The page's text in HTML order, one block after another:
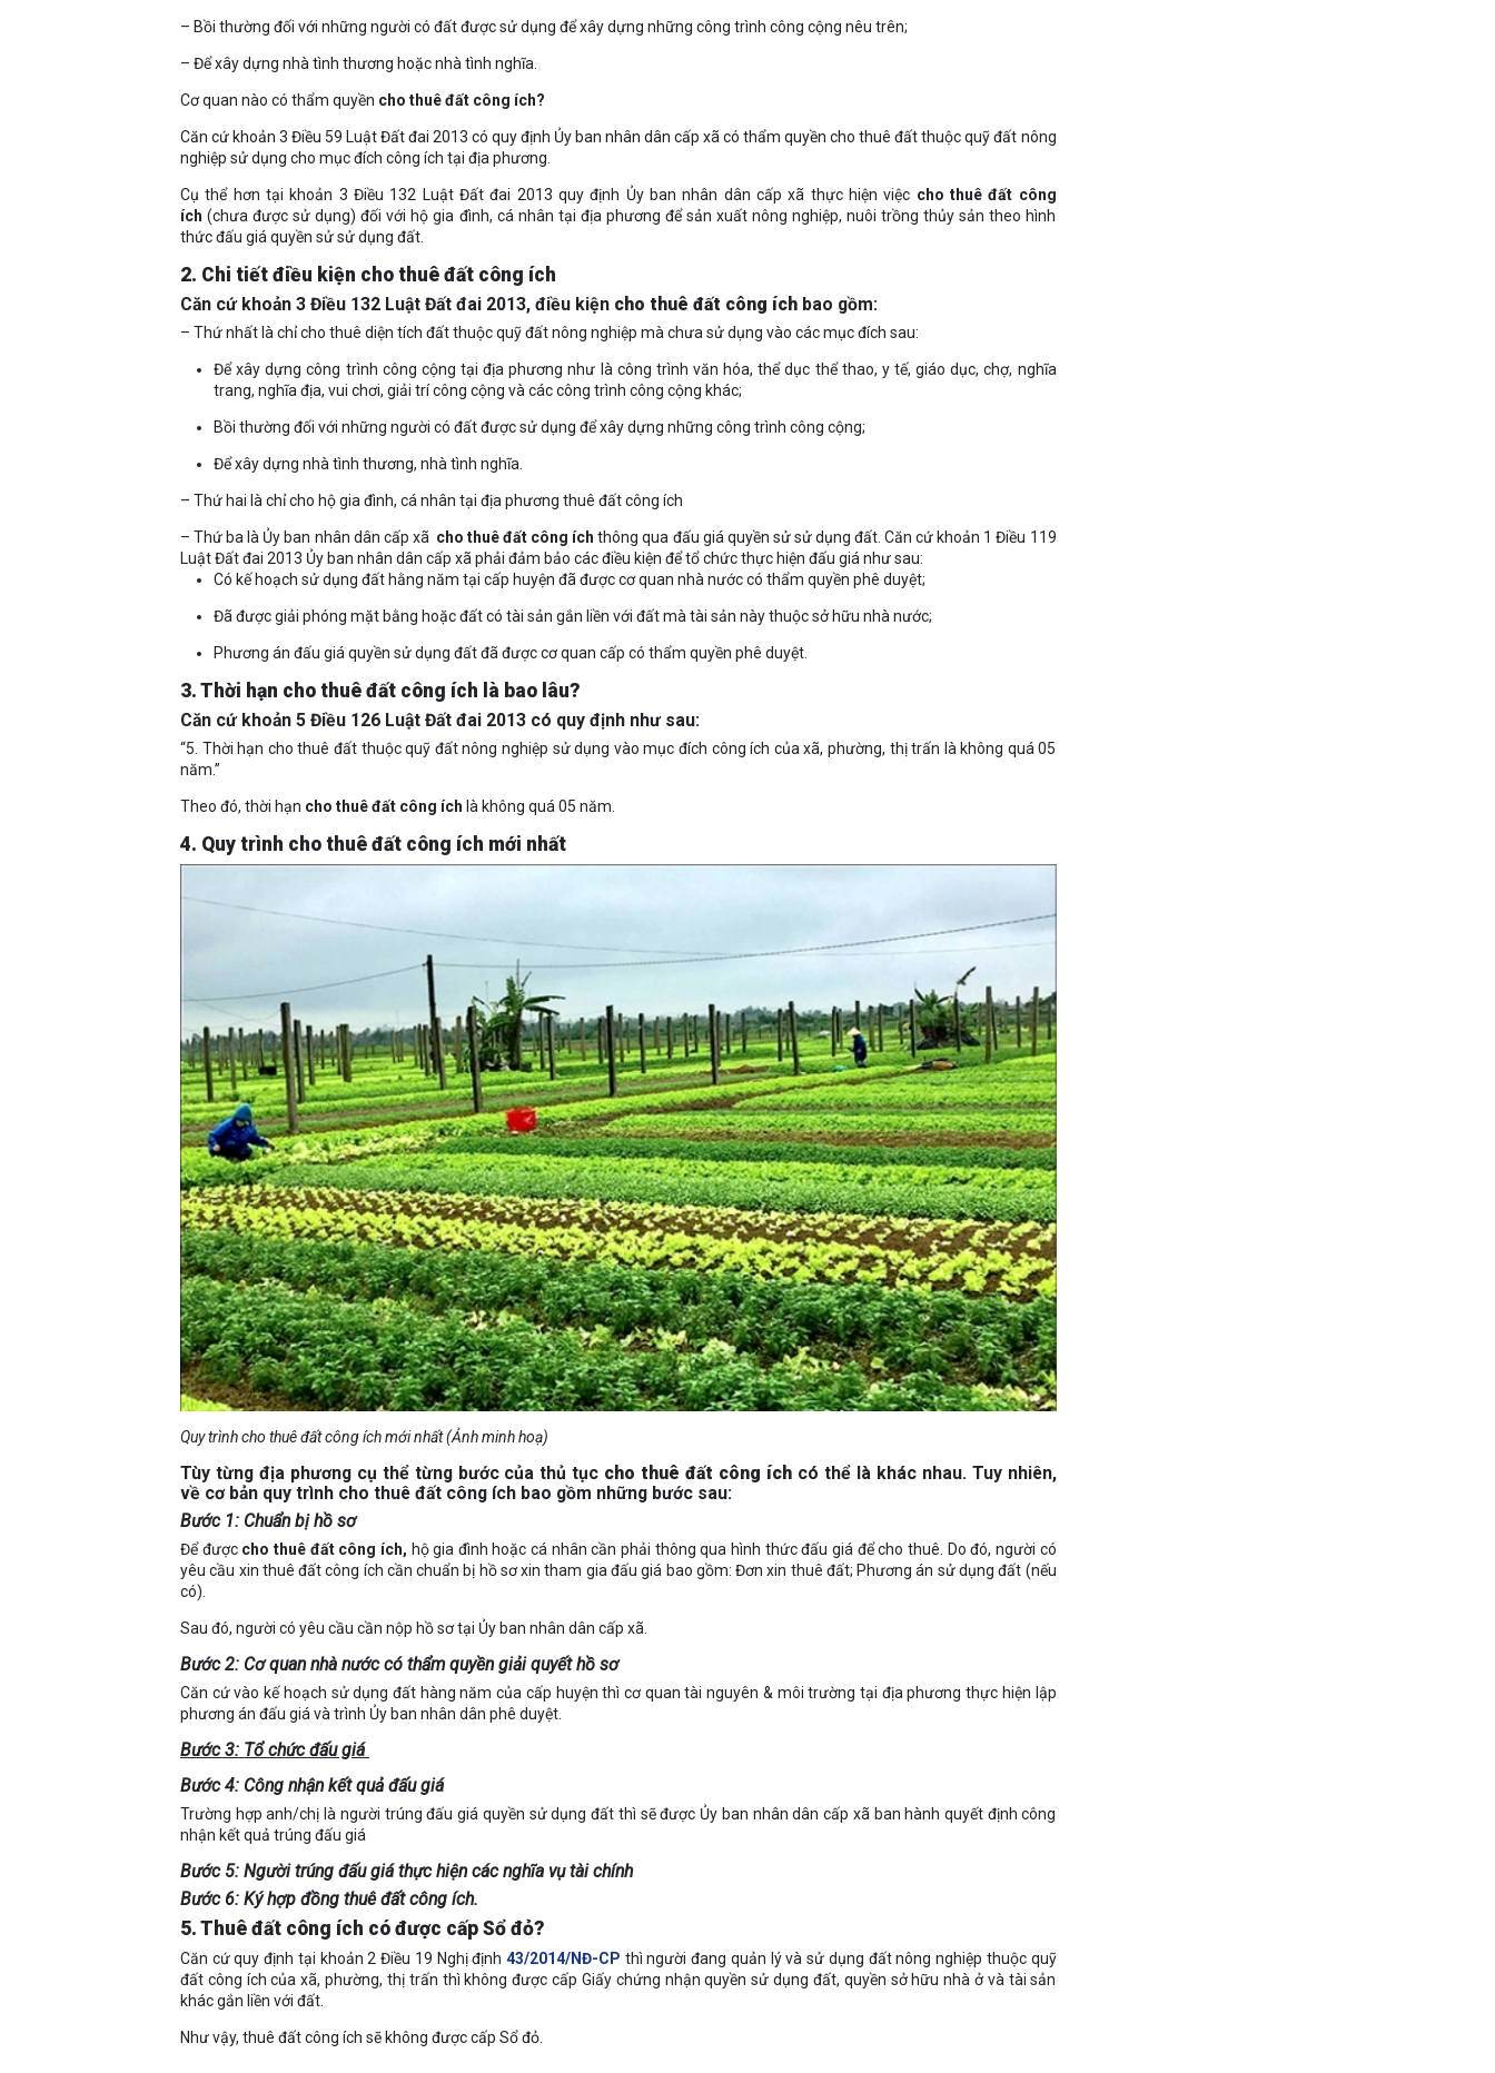
– Bồi thường đối với những người có đất được sử dụng để xây dựng những công trình công cộng nêu trên;
– Để xây dựng nhà tình thương hoặc nhà tình nghĩa.
Cơ quan nào có thẩm quyền cho thuê đất công ích?
Căn cứ khoản 3 Điều 59 Luật Đất đai 2013 có quy định Ủy ban nhân dân cấp xã có thẩm quyền cho thuê đất thuộc quỹ đất nông
nghiệp sử dụng cho mục đích công ích tại địa phương.
Cụ thể hơn tại khoản 3 Điều 132 Luật Đất đai 2013 quy định Ủy ban nhân dân cấp xã thực hiện việc cho thuê đất công
ích (chưa được sử dụng) đối với hộ gia đình, cá nhân tại địa phương để sản xuất nông nghiệp, nuôi trồng thủy sản theo hình
thức đấu giá quyền sử sử dụng đất.
2. Chi tiết điều kiện cho thuê đất công ích
Căn cứ khoản 3 Điều 132 Luật Đất đai 2013, điều kiện cho thuê đất công ích bao gồm:
– Thứ nhất là chỉ cho thuê diện tích đất thuộc quỹ đất nông nghiệp mà chưa sử dụng vào các mục đích sau:
Để xây dựng công trình công cộng tại địa phương như là công trình văn hóa, thể dục thể thao, y tế, giáo dục, chợ, nghĩa
trang, nghĩa địa, vui chơi, giải trí công cộng và các công trình công cộng khác;
Bồi thường đối với những người có đất được sử dụng để xây dựng những công trình công cộng;
Để xây dựng nhà tình thương, nhà tình nghĩa.
– Thứ hai là chỉ cho hộ gia đình, cá nhân tại địa phương thuê đất công ích
– Thứ ba là Ủy ban nhân dân cấp xã cho thuê đất công íchthông qua đấu giá quyền sử sử dụng đất. Căn cứ khoản 1 Điều 119
Luật Đất đai 2013 Ủy ban nhân dân cấp xã phải đảm bảo các điều kiện để tổ chức thực hiện đấu giá như sau:
Có kế hoạch sử dụng đất hằng năm tại cấp huyện đã được cơ quan nhà nước có thẩm quyền phê duyệt;
Đã được giải phóng mặt bằng hoặc đất có tài sản gắn liền với đất mà tài sản này thuộc sở hữu nhà nước;
​Phương án đấu giá quyền sử dụng đất đã được cơ quan cấp có thẩm quyền phê duyệt.
3. Thời hạn cho thuê đất công ích là bao lâu?
Căn cứ khoản 5 Điều 126 Luật Đất đai 2013 có quy định như sau:
“5. Thời hạn cho thuê đất thuộc quỹ đất nông nghiệp sử dụng vào mục đích công ích của xã, phường, thị trấn là không quá 05
năm.”
Theo đó, thời hạn cho thuê đất công ích là không quá 05 năm.
4. Quy trình cho thuê đất công ích mới nhất
Quy trình cho thuê đất công ích mới nhất (Ảnh minh hoạ)
Tùy từng địa phương cụ thể từng bước của thủ tục cho thuê đất công ích có thể là khác nhau. Tuy nhiên,
về cơ bản quy trình cho thuê đất công ích bao gồm những bước sau:
Bước 1: Chuẩn bị hồ sơ
Để được cho thuê đất công ích, hộ gia đình hoặc cá nhân cần phải thông qua hình thức đấu giá để cho thuê. Do đó, người có
yêu cầu xin thuê đất công ích cần chuẩn bị hồ sơ xin tham gia đấu giá bao gồm: Đơn xin thuê đất; Phương án sử dụng đất (nếu
có).
Sau đó, người có yêu cầu cần nộp hồ sơ tại Ủy ban nhân dân cấp xã.
Bước 2: Cơ quan nhà nước có thẩm quyền giải quyết hồ sơ
Căn cứ vào kế hoạch sử dụng đất hàng năm của cấp huyện thì cơ quan tài nguyên & môi trường tại địa phương thực hiện lập
phương án đấu giá và trình Ủy ban nhân dân phê duyệt.
Bước 3: Tổ chức đấu giá
Bước 4: Công nhận kết quả đấu giá
Trường hợp anh/chị là người trúng đấu giá quyền sử dụng đất thì sẽ được Ủy ban nhân dân cấp xã ban hành quyết định công
nhận kết quả trúng đấu giá
Bước 5: Người trúng đấu giá thực hiện các nghĩa vụ tài chính
Bước 6: Ký hợp đồng thuê đất công ích.
5. Thuê đất công ích có được cấp Sổ đỏ?
Căn cứ quy định tại khoản 2 Điều 19 Nghị định43/2014/NĐ-CP thì người đang quản lý và sử dụng đất nông nghiệp thuộc quỹ
đất công ích của xã, phường, thị trấn thì không được cấp Giấy chứng nhận quyền sử dụng đất, quyền sở hữu nhà ở và tài sản
khác gắn liền với đất.
Như vậy, thuê đất công ích sẽ không được cấp Sổ đỏ.